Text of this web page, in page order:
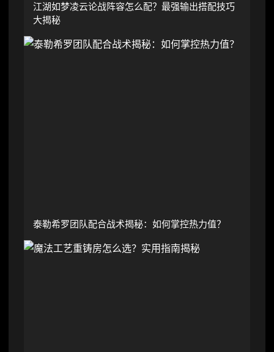
江湖如梦凌云论战阵容怎么配？最强输出搭配技巧
大揭秘
泰勒希罗团队配合战术揭秘：如何掌控热力值？